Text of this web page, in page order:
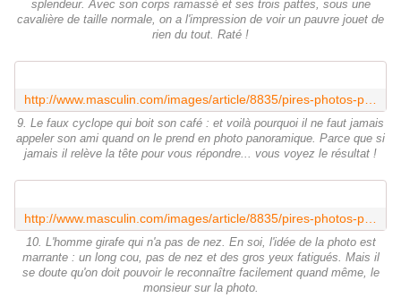
splendeur. Avec son corps ramassé et ses trois pattes, sous une
cavalière de taille normale, on a l'impression de voir un pauvre jouet de
rien du tout. Raté !
9. Le faux cyclope qui boit son café : et voilà pourquoi il ne faut jamais
appeler son ami quand on le prend en photo panoramique. Parce que si
jamais il relève la tête pour vous répondre... vous voyez le résultat !
10. L'homme girafe qui n'a pas de nez. En soi, l'idée de la photo est
marrante : un long cou, pas de nez et des gros yeux fatigués. Mais il
se doute qu'on doit pouvoir le reconnaître facilement quand même, le
monsieur sur la photo.